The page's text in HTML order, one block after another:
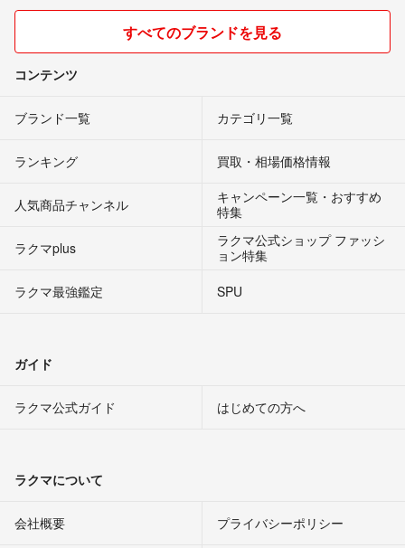
すべてのブランドを見る
コンテンツ
ブランド一覧 カテゴリ一覧
ランキング 買取・相場価格情報
人気商品チャンネル
キャンペーン一覧・おすすめ
特集
ラクマplus
ラクマ公式ショップ ファッシ
ョン特集
ラクマ最強鑑定
SPU
ガイド
ラクマ公式ガイド はじめての方へ
ラクマについて
会社概要 プライバシーポリシー